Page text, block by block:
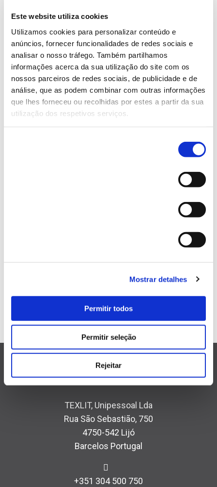
Este website utiliza cookies
Utilizamos cookies para personalizar conteúdo e
anúncios, fornecer funcionalidades de redes sociais e
analisar o nosso tráfego. Também partilhamos
informações acerca da sua utilização do site com os
nossos parceiros de redes sociais, de publicidade e de
análise, que as podem combinar com outras informações
que lhes forneceu ou recolhidas por estes a partir da sua
utilização dos respetivos serviços.
Mostrar detalhes
Permitir todos
Permitir seleção
Rejeitar
Mesh
Woven
Bonded fabrics
Sublimation
High Frequency
Destroy
TEXLIT, Unipessoal Lda
Rua São Sebastião, 750
4750-542 Lijó
Barcelos Portugal
+351 304 500 750